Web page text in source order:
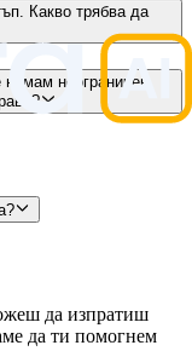
Какво трябва да
неограничен
да изпратиш
да ти помогнем